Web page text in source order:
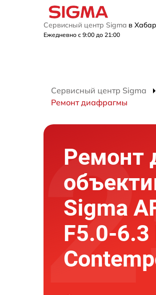
Сервисный центр Sigma в
Ежедневно с 9:00 до 21:00
Сервисный центр Sigma
Ремонт диафрагмы
Ремонт
Sigma
F5.0-6.3